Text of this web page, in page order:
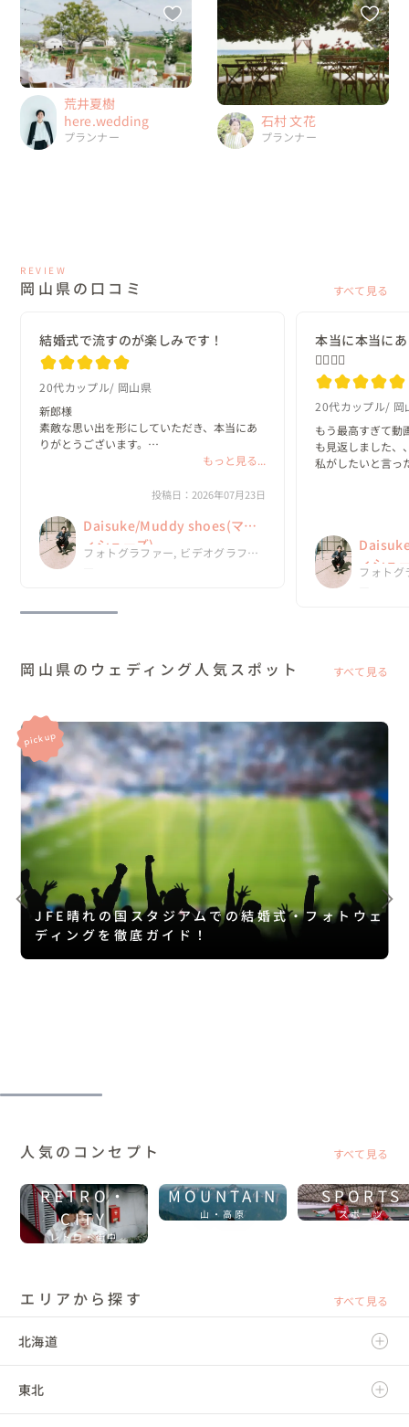
荒井夏樹
here.wedding
プランナー
石村 文花
プランナー
REVIEW
岡山県の口コミ すべて見る
結婚式で流すのが楽しみです！
20代カップル 岡山県
新郎様
素敵な思い出を形にしていただき、本当にあ
りがとうございます。
素敵すぎるムービーに仕上がっており、
ねと2人で話していました☺️
結婚式で流すのが楽しみです！
ありがとうございます😆
もっと見る...
投稿日：2026年07月23日
Daisuke/Muddy shoes(マデ
ィシューズ)
フォトグラファー, ビデオグラファ
本当に本当に
🙇‍♂️🙇‍♂️
20代カップル 岡
もう最高すぎて動
も見返しました、
私がしたいと言っ
ィシュ
フォトグ
岡山県のウェディング人気スポット すべて見る
JFE晴れの国スタジアムでの結婚式・フォトウェ
ディングを徹底ガイド！
人気のコンセプト すべて見る
RETRO・
CITY
レトロ・街中
MOUNTAIN
山・高原
SPORTS
スポーツ
エリアから探す すべて見る
北海道
北海道
東北